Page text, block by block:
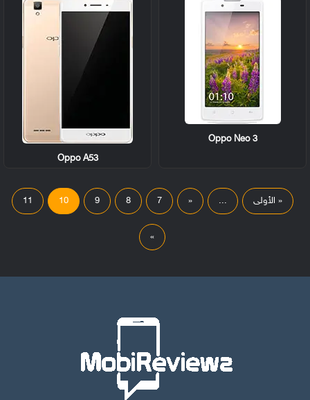
Oppo Neo 3
Oppo A53
« الأولى ...
«
7
8
9
10
11
»